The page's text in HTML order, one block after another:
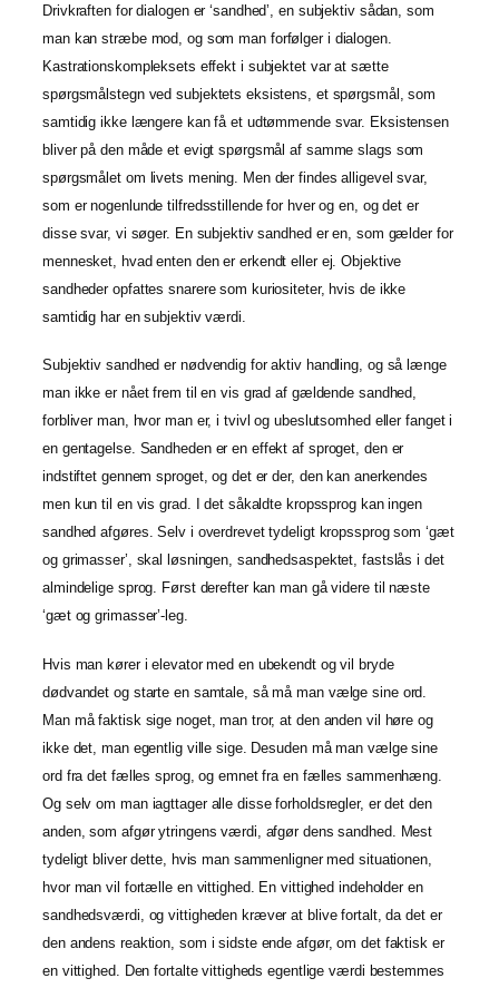
Drivkraften for dialogen er ‘sandhed’, en subjektiv sådan, som
man kan stræbe mod, og som man forfølger i dialogen.
Kastrationskompleksets effekt i subjektet var at sætte
spørgsmålstegn ved subjektets eksistens, et spørgsmål, som
samtidig ikke længere kan få et udtømmende svar. Eksistensen
bliver på den måde et evigt spørgsmål af samme slags som
spørgsmålet om livets mening. Men der findes alligevel svar,
som er nogenlunde tilfredsstillende for hver og en, og det er
disse svar, vi søger. En subjektiv sandhed er en, som gælder for
mennesket, hvad enten den er erkendt eller ej. Objektive
sandheder opfattes snarere som kuriositeter, hvis de ikke
samtidig har en subjektiv værdi.
Subjektiv sandhed er nødvendig for aktiv handling, og så længe
man ikke er nået frem til en vis grad af gældende sandhed,
forbliver man, hvor man er, i tvivl og ubeslutsomhed eller fanget i
en gentagelse. Sandheden er en effekt af sproget, den er
indstiftet gennem sproget, og det er der, den kan anerkendes
men kun til en vis grad. I det såkaldte kropssprog kan ingen
sandhed afgøres. Selv i overdrevet tydeligt kropssprog som ‘gæt
og grimasser’, skal løsningen, sandhedsaspektet, fastslås i det
almindelige sprog. Først derefter kan man gå videre til næste
‘gæt og grimasser’-leg.
Hvis man kører i elevator med en ubekendt og vil bryde
dødvandet og starte en samtale, så må man vælge sine ord.
Man må faktisk sige noget, man tror, at den anden vil høre og
ikke det, man egentlig ville sige. Desuden må man vælge sine
ord fra det fælles sprog, og emnet fra en fælles sammenhæng.
Og selv om man iagttager alle disse forholdsregler, er det den
anden, som afgør ytringens værdi, afgør dens sandhed. Mest
tydeligt bliver dette, hvis man sammenligner med situationen,
hvor man vil fortælle en vittighed. En vittighed indeholder en
sandhedsværdi, og vittigheden kræver at blive fortalt, da det er
den andens reaktion, som i sidste ende afgør, om det faktisk er
en vittighed. Den fortalte vittigheds egentlige værdi bestemmes